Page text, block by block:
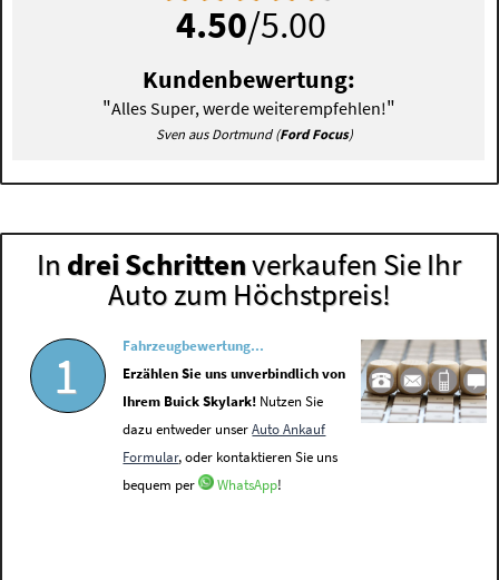
4.50/5.00
Kundenbewertung:
"Alles Super, werde weiterempfehlen!"
Sven aus Dortmund (Ford Focus)
In drei Schrittenverkaufen Sie Ihr
Auto zum Höchstpreis!
1
Fahrzeugbewertung...
Erzählen Sie uns unverbindlich von
Ihrem Buick Skylark! Nutzen Sie
dazu entweder unserAuto Ankauf
Formular, oder kontaktieren Sie uns
bequem per
WhatsApp!